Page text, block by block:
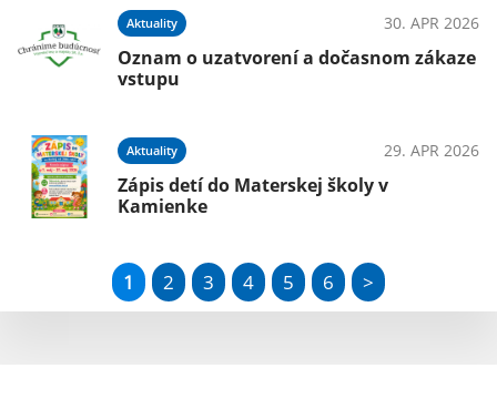
Aktuality 30. APR 2026
Oznam o uzatvorení a dočasnom zákaze
vstupu
Aktuality 29. APR 2026
Zápis detí do Materskej školy v
Kamienke
1 2 3 4 5 6 >